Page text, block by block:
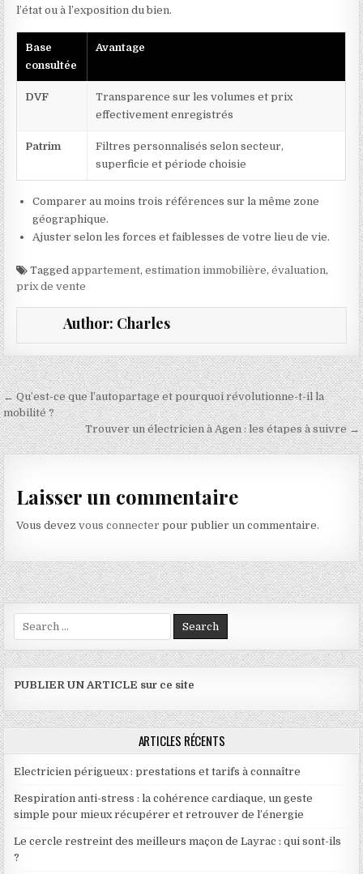
l’état ou à l’exposition du bien.
Base
consultée
Avantage
DVF
Transparence sur les volumes et prix
effectivement enregistrés
Patrim
Filtres personnalisés selon secteur,
superficie et période choisie
Comparer au moins trois références sur la même zone
géographique.
Ajuster selon les forces et faiblesses de votre lieu de vie.
Taggedappartement,estimation immobilière,évaluation,
prix de vente
Author: Charles
Navigation de l’article
← Qu’est-ce que l’autopartage et pourquoi révolutionne-t-il la
mobilité ?
Trouver un électricien à Agen : les étapes à suivre →
Laisser un commentaire
Vous devezvous connecter pour publier un commentaire.
Search for:
PUBLIER UN ARTICLE sur ce site
ARTICLES RÉCENTS
Electricien périgueux : prestations et tarifs à connaître
Respiration anti-stress : la cohérence cardiaque, un geste
simple pour mieux récupérer et retrouver de l’énergie
Le cercle restreint des meilleurs maçon de Layrac : qui sont-ils
?